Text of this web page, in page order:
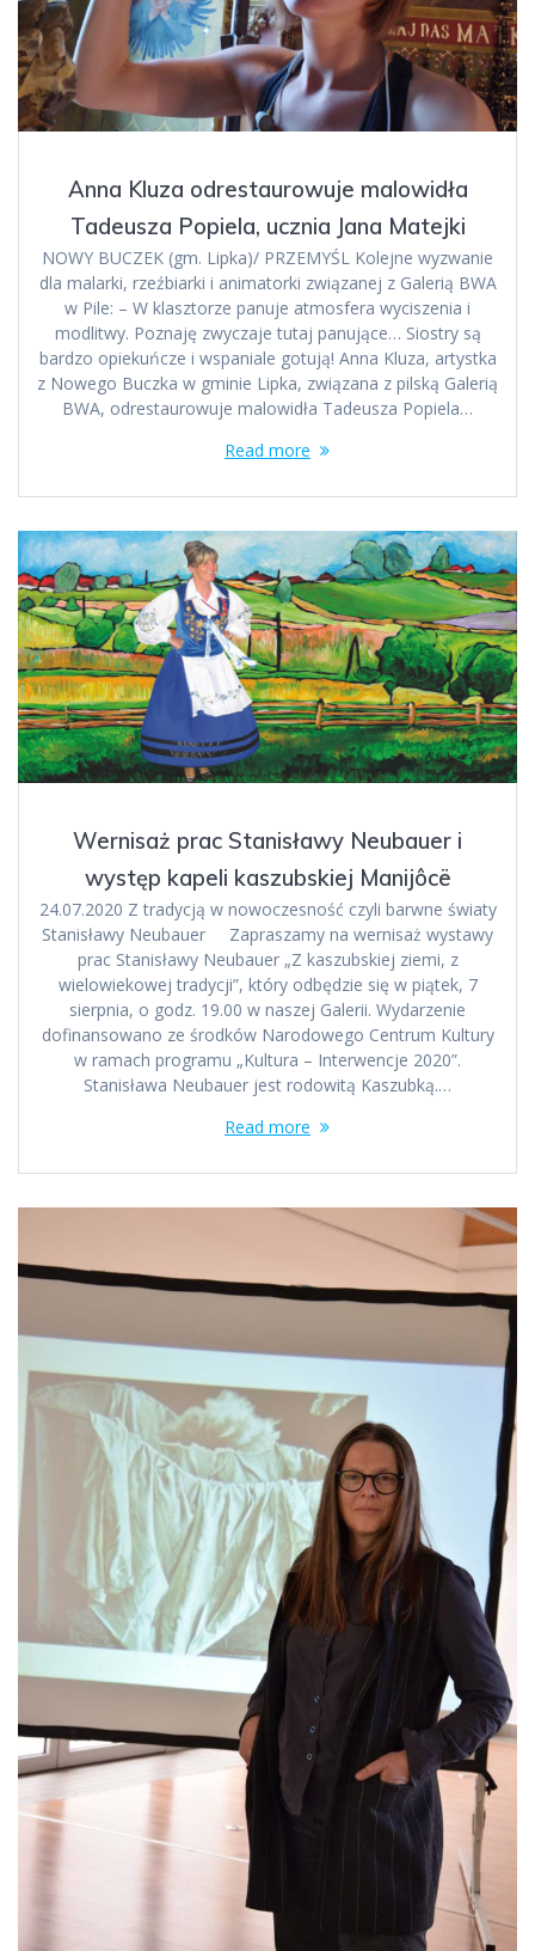
Anna Kluza odrestaurowuje malowidła
Tadeusza Popiela, ucznia Jana Matejki
NOWY BUCZEK (gm. Lipka)/ PRZEMYŚL Kolejne wyzwanie
dla malarki, rzeźbiarki i animatorki związanej z Galerią BWA
w Pile: – W klasztorze panuje atmosfera wyciszenia i
modlitwy. Poznaję zwyczaje tutaj panujące… Siostry są
bardzo opiekuńcze i wspaniale gotują! Anna Kluza, artystka
z Nowego Buczka w gminie Lipka, związana z pilską Galerią
BWA, odrestaurowuje malowidła Tadeusza Popiela…
Read more
Wernisaż prac Stanisławy Neubauer i
występ kapeli kaszubskiej Manijôcë
24.07.2020 Z tradycją w nowoczesność czyli barwne światy
Stanisławy Neubauer Zapraszamy na wernisaż wystawy
prac Stanisławy Neubauer „Z kaszubskiej ziemi, z
wielowiekowej tradycji”, który odbędzie się w piątek, 7
sierpnia, o godz. 19.00 w naszej Galerii. Wydarzenie
dofinansowano ze środków Narodowego Centrum Kultury
w ramach programu „Kultura – Interwencje 2020”.
Stanisława Neubauer jest rodowitą Kaszubką.…
Read more